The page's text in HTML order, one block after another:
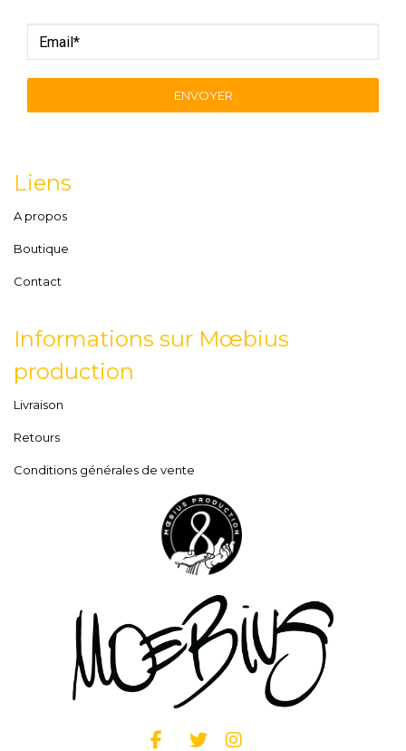
ENVOYER
Liens
A propos
Boutique
Contact
Informations sur Mœbius
production
Livraison
Retours
Conditions générales de vente